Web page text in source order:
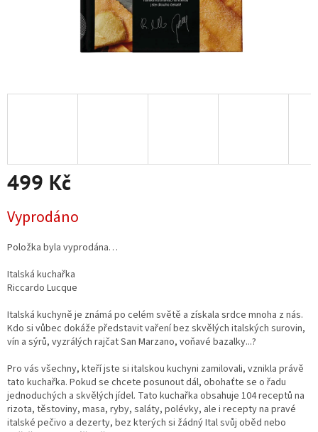
499 Kč
cena:
Vyprodáno
Položka byla vyprodána…
Italská kuchařka
Riccardo Lucque
Italská kuchyně je známá po celém světě a získala srdce mnoha z nás.
Kdo si vůbec dokáže představit vaření bez skvělých italských surovin,
vín a sýrů, vyzrálých rajčat San Marzano, voňavé bazalky...?
Pro vás všechny, kteří jste si italskou kuchyni zamilovali, vznikla právě
tato kuchařka. Pokud se chcete posunout dál, obohaťte se o řadu
jednoduchých a skvělých jídel. Tato kuchařka obsahuje 104 receptů na
rizota, těstoviny, masa, ryby, saláty, polévky, ale i recepty na pravé
italské pečivo a dezerty, bez kterých si žádný Ital svůj oběd nebo